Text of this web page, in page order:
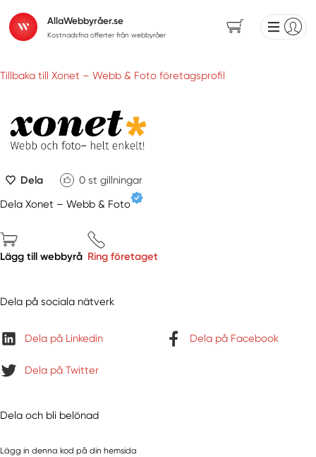
AllaWebbyråer.se
Kostnadsfria offerter från webbyråer
Tillbaka till Xonet – Webb & Foto företagsprofil
Dela 0 st gillningar
Dela Xonet – Webb & Foto
Lägg till webbyrå Ring företaget
Dela på sociala nätverk
Dela på Linkedin Dela på Facebook
Dela på Twitter
Dela och bli belönad
Lägg in denna kod på din hemsida